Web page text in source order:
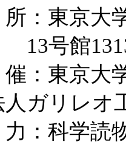
：東京大
13号館
：東京大
人ガリレオ
：科学